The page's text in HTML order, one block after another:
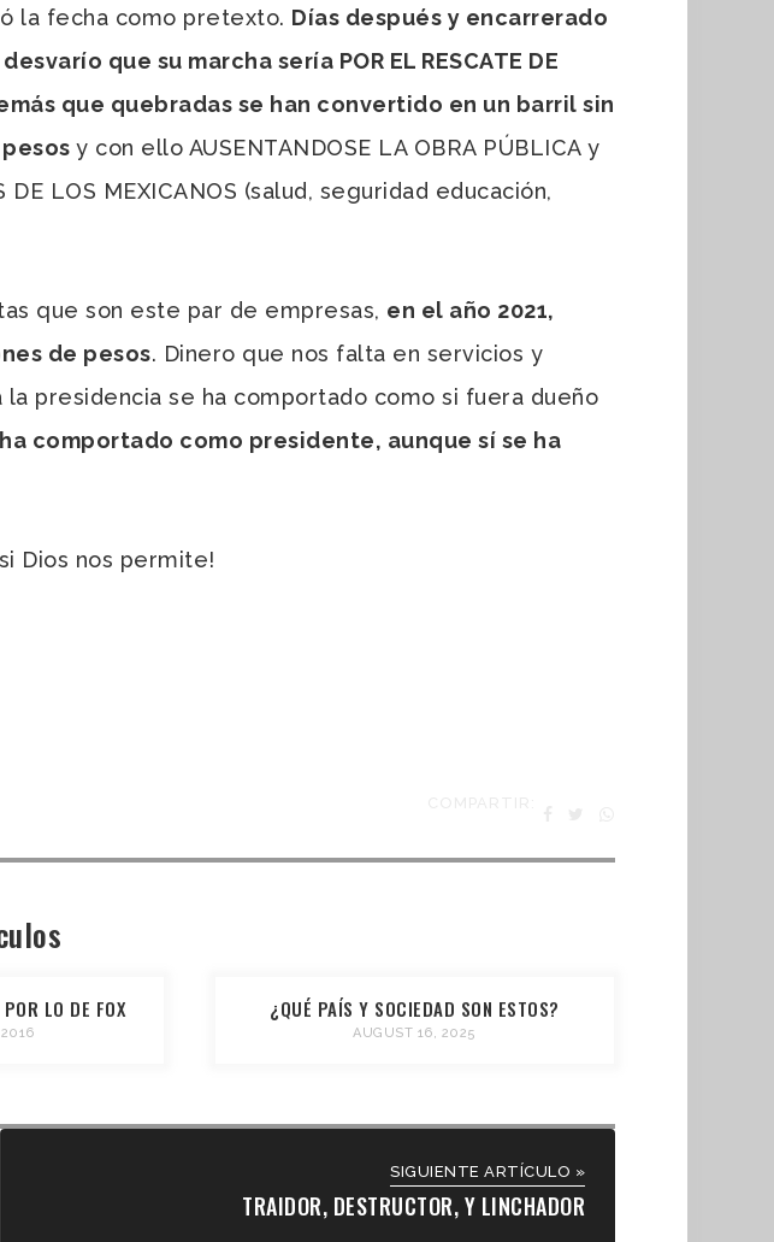
la fecha como pretexto. Días después y encarrerado
que su marcha sería POR EL RESCATE DE
que quebradas se han convertido en un barril sin
y con ello AUSENTANDOSE LA OBRA PÚBLICA y
DE LOS MEXICANOS (salud, seguridad educación,
que son este par de empresas, en el año 2021,
de pesos. Dinero que nos falta en servicios y
presidencia se ha comportado como si fuera dueño
comportado como presidente, aunque sí se ha
Dios nos permite!
LO DE FOX ¿QUÉ PAÍS Y SOCIEDAD SON ESTOS?
AUGUST 16, 2025
SIGUIENTE ARTÍCULO »
TRAIDOR, DESTRUCTOR, Y LINCHADOR